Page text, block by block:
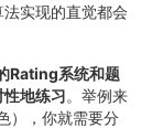
实现的直觉都会
Rating系统和题
地练习。举例来
），你就需要分